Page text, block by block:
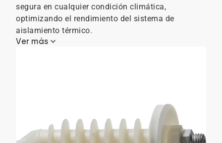
segura en cualquier condición climática,
optimizando el rendimiento del sistema de
aislamiento térmico.
Ver más keyboard_arrow_down